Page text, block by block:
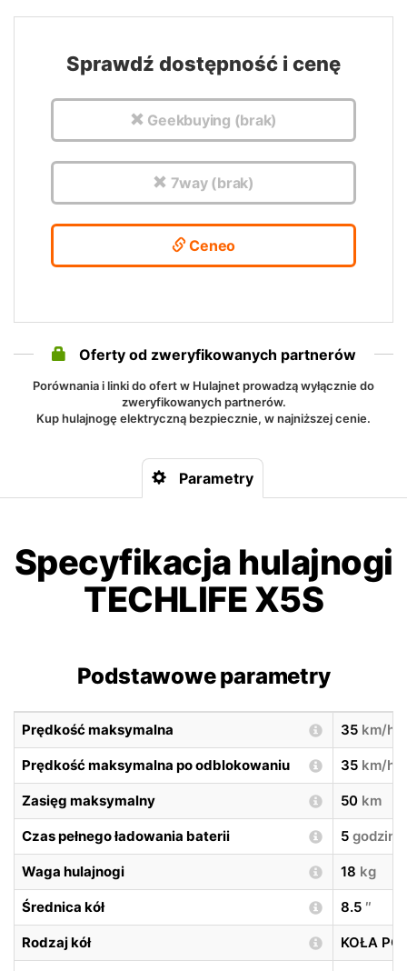
Sprawdź dostępność i cenę
Geekbuying (brak)
7way (brak)
Ceneo
Oferty od zweryfikowanych partnerów
Porównania i linki do ofert w Hulajnet prowadzą wyłącznie do
zweryfikowanych partnerów.
Kup hulajnogę elektryczną bezpiecznie, w najniższej cenie.
Parametry
Specyfikacja hulajnogi
TECHLIFE X5S
Podstawowe parametry
Prędkość maksymalna 35 km/h
Prędkość maksymalna po odblokowaniu 35 km/h
Zasięg maksymalny 50 km
Czas pełnego ładowania baterii 5 godzin
Waga hulajnogi 18 kg
Średnica kół 8.5 ″
Rodzaj kół KOŁA